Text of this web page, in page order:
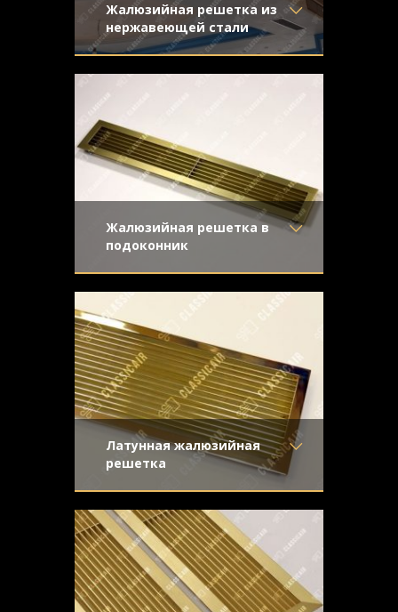
Жалюзийная решетка из
нержавеющей стали
Материал- Нержавеющая
сталь
нержавейка
Узор-
Конструкция- Жалюзи
направленная шлифовка
Жалюзийная решетка в
подоконник
Материал- Латунь
Отделка- Старение с
Узор-
Конструкция- Жалюзи
Латунная жалюзийная
решетка
Материал- Латунь
Отделка- Полированная
латунь
Узор-
Конструкция- Жалюзи
латуни для вентиляционного отверстия.
Жалюзи прямые, крепеж